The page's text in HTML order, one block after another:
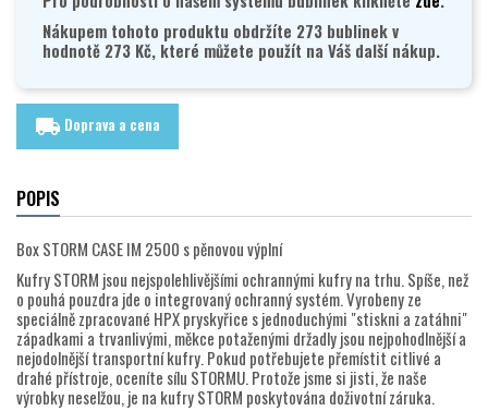
Nákupem tohoto produktu obdržíte 273 bublinek v
hodnotě 273 Kč, které můžete použít na Váš další nákup.
local_shipping Doprava a cena
POPIS
Box STORM CASE IM 2500 s pěnovou výplní
Kufry STORM jsou nejspolehlivějšími ochrannými kufry na trhu. Spíše, než
o pouhá pouzdra jde o integrovaný ochranný systém. Vyrobeny ze
speciálně zpracované HPX pryskyřice s jednoduchými "stiskni a zatáhni"
západkami a trvanlivými, měkce potaženými držadly jsou nejpohodlnější a
nejodolnější transportní kufry. Pokud potřebujete přemístit citlivé a
drahé přístroje, oceníte sílu STORMU. Protože jsme si jisti, že naše
výrobky neselžou, je na kufry STORM poskytována doživotní záruka.